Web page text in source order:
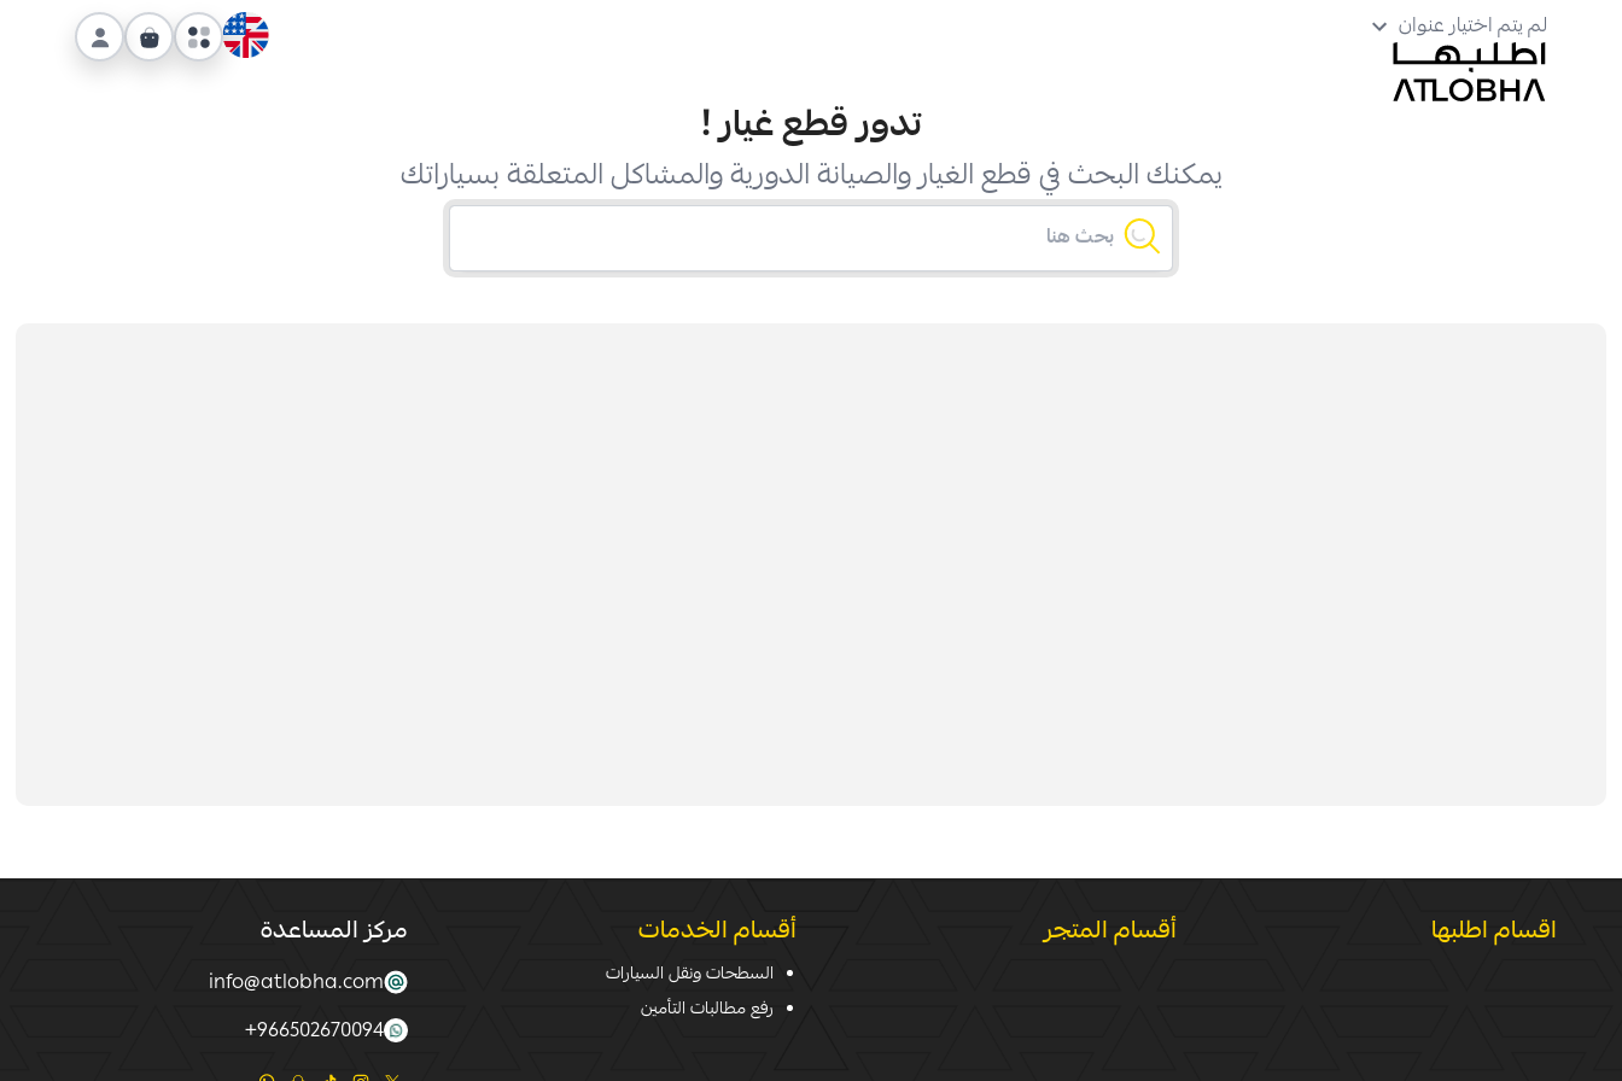
لم يتم اختيار عنوان
تدور قطع غيار!
يمكنك البحث في قطع الغيار والصيانة الدورية والمشاكل المتعلقة بسياراتك
اقسام اطلبها أقسام المتجر أقسام الخدمات
السطحات ونقل السيارات
رفع مطالبات التأمين
مركز المساعدة
info@atlobha.com
966502670094
+